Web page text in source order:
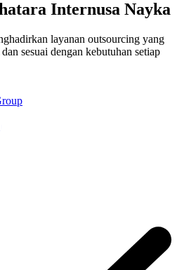
Internusa Nayka
layanan outsourcing yang
sesuai dengan kebutuhan setiap